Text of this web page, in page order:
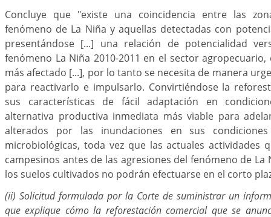
Concluye que "existe una coincidencia entre las
fenómeno de La Niña y aquellas detectadas con
presentándose [...] una relación de potencialidad
fenómeno La Niña 2010-2011 en el sector
más afectado [...], por lo tanto se necesita de manera
para reactivarlo e impulsarlo. Convirtiéndose la
sus características de fácil adaptación en
alternativa productiva inmediata más viable para
alterados por las inundaciones en sus
microbiológicas, toda vez que las actuales actividades
campesinos antes de las agresiones del fenómeno de La
los suelos cultivados no podrán efectuarse en el corto
(ii) Solicitud formulada por la Corte de suministrar un
que explique cómo la reforestación comercial que se